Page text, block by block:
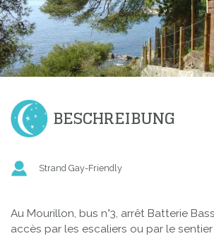
BESCHREIBUNG
Strand Gay-Friendly
Au Mourillon, bus n°3, arrêt Batterie
accès par les escaliers ou par le